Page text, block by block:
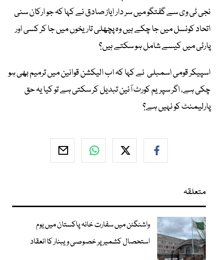
نجی ٹی وی سے گفتگو میں سر دار ایاز صادق نے کہا کہ جو ارکان سنی
اتحاد کونسل میں جا چکے ہیں وہ پچھلی تاریخوں میں جا کر کسی اور
پارٹی میں کیسے شامل ہو سکتے ہیں؟
اسپیکر قومی اسمبلی نے کہا کہ اب الیکشن قوانین میں ترمیم بھی ہو
چکی ہے، اگر سپریم کورٹ آئین تبدیل کر سکتی ہے تو کیا یہ حق
پارلیمنٹ کو نہیں ہے؟
متعلقہ
واشنگٹن میں سفارت خانہ پاکستان میں یوم
استحصال کشمیر پر خصوصی ویبنار کا انعقاد